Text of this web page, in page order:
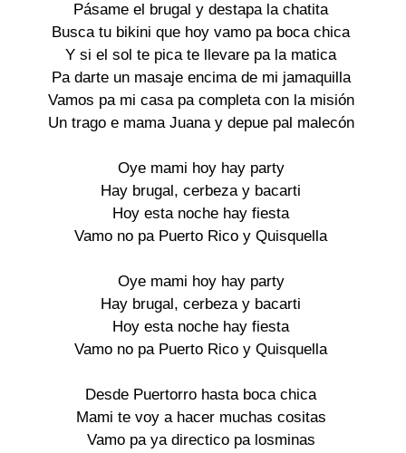
Pásame el brugal y destapa la chatita
Busca tu bikini que hoy vamo pa boca chica
Y si el sol te pica te llevare pa la matica
Pa darte un masaje encima de mi jamaquilla
Vamos pa mi casa pa completa con la misión
Un trago e mama Juana y depue pal malecón
Oye mami hoy hay party
Hay brugal, cerbeza y bacarti
Hoy esta noche hay fiesta
Vamo no pa Puerto Rico y Quisquella
Oye mami hoy hay party
Hay brugal, cerbeza y bacarti
Hoy esta noche hay fiesta
Vamo no pa Puerto Rico y Quisquella
Desde Puertorro hasta boca chica
Mami te voy a hacer muchas cositas
Vamo pa ya directico pa losminas